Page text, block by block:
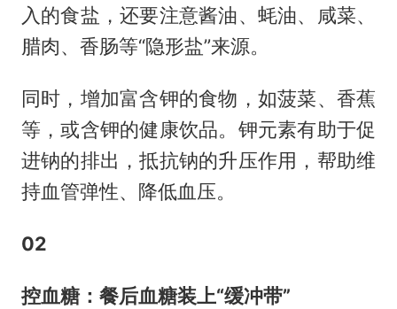
入的食盐，还要注意酱油、蚝油、咸菜、
腊肉、香肠等“隐形盐”来源。
同时，增加富含钾的食物，如菠菜、香蕉
等，或含钾的健康饮品。钾元素有助于促
进钠的排出，抵抗钠的升压作用，帮助维
持血管弹性、降低血压。
02
控血糖：餐后血糖装上“缓冲带”